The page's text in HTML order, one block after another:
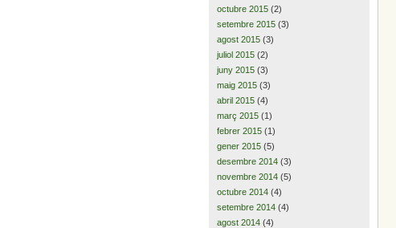
octubre 2015 (2)
setembre 2015 (3)
agost 2015 (3)
juliol 2015 (2)
juny 2015 (3)
maig 2015 (3)
abril 2015 (4)
març 2015 (1)
febrer 2015 (1)
gener 2015 (5)
desembre 2014 (3)
novembre 2014 (5)
octubre 2014 (4)
setembre 2014 (4)
agost 2014 (4)